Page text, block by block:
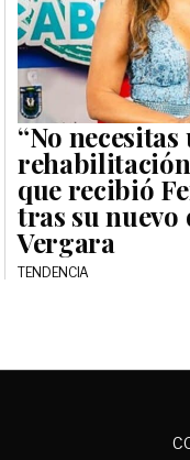
“No
que recibió
tras su nuevo
Vergara
TENDENCIA